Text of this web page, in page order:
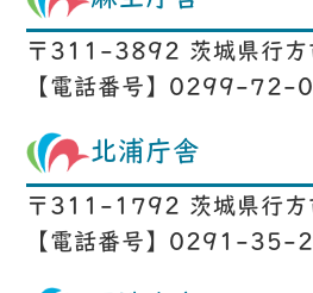
〒311-3892 茨城県行
【電話番号】0299-72-
北浦庁舎
〒311-1792 茨城県行
【電話番号】0291-35-